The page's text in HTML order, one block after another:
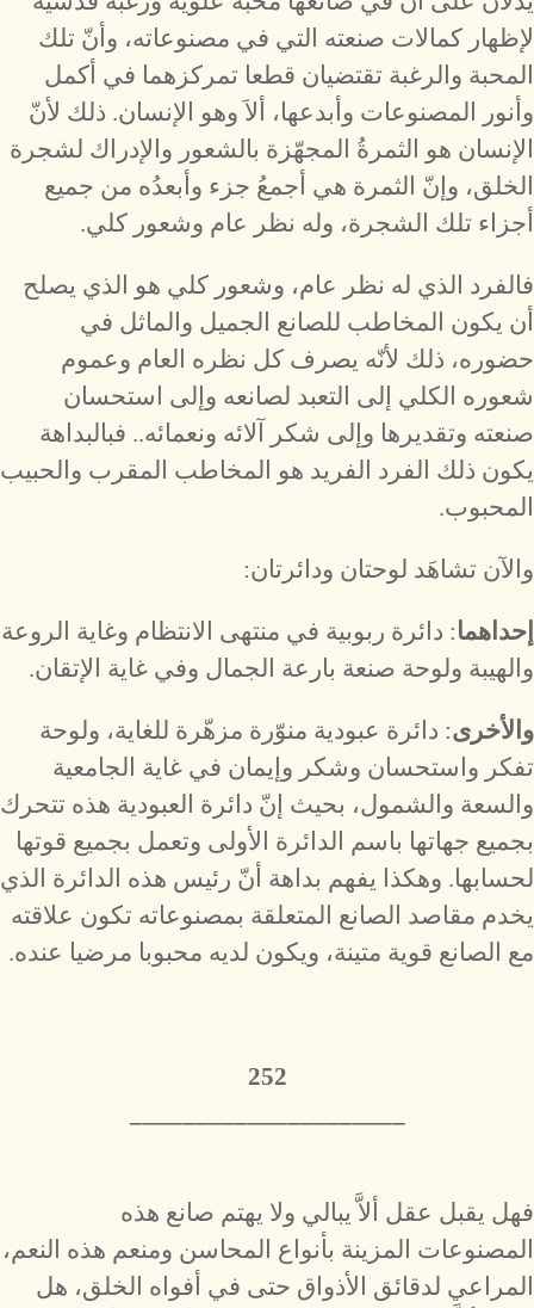
لإظهار كمالات صنعته التي في مصنوعاته، وأنّ تلك
المحبة والرغبة تقتضيان قطعا تمركزهما في أكمل
وأنور المصنوعات وأبدعها، ألاَ وهو الإنسان. ذلك لأنّ
الإنسان هو الثمرةُ المجهّزة بالشعور والإدراك لشجرة
الخلق، وإنّ الثمرة هي أجمعُ جزء وأبعدُه من جميع
أجزاء تلك الشجرة، وله نظر عام وشعور كلي.
فالفرد الذي له نظر عام، وشعور كلي هو الذي يصلح
أن يكون المخاطب للصانع الجميل والماثل في
حضوره، ذلك لأنّه يصرف كل نظره العام وعموم
شعوره الكلي إلى التعبد لصانعه وإلى استحسان
صنعته وتقديرها وإلى شكر آلائه ونعمائه.. فبالبداهة
يكون ذلك الفرد الفريد هو المخاطب المقرب والحبيب
المحبوب.
والآن تشاهَد لوحتان ودائرتان:
إحداهما: دائرة ربوبية في منتهى الانتظام وغاية الروعة
والهيبة ولوحة صنعة بارعة الجمال وفي غاية الإتقان.
والأخرى: دائرة عبودية منوّرة مزهّرة للغاية، ولوحة
تفكر واستحسان وشكر وإيمان في غاية الجامعية
والسعة والشمول، بحيث إنّ دائرة العبودية هذه تتحرك
بجميع جهاتها باسم الدائرة الأولى وتعمل بجميع قوتها
لحسابها. وهكذا يفهم بداهة أنّ رئيس هذه الدائرة الذي
يخدم مقاصد الصانع المتعلقة بمصنوعاته تكون علاقته
مع الصانع قوية متينة، ويكون لديه محبوبا مرضيا عنده.
252
فهل يقبل عقل ألاَّ يبالي ولا يهتم صانع هذه
المصنوعات المزينة بأنواع المحاسن ومنعم هذه النعم،
المراعي لدقائق الأذواق حتى في أفواه الخلق، هل